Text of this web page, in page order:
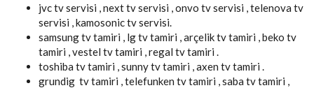
jvc tv servisi , next tv servisi , onvo tv servisi , telenova tv
servisi , kamosonic tv servisi.
samsung tv tamiri , lg tv tamiri , arçelik tv tamiri , beko tv
tamiri , vestel tv tamiri , regal tv tamiri .
toshiba tv tamiri , sunny tv tamiri , axen tv tamiri .
grundig tv tamiri , telefunken tv tamiri , saba tv tamiri ,